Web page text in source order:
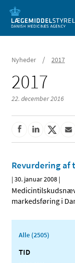
Mobil visning
Nyheder / 2017
2017
22. december 2016
Revurdering af
|30. januar 2008 |
markedsføring i
Alle (2505)
TID